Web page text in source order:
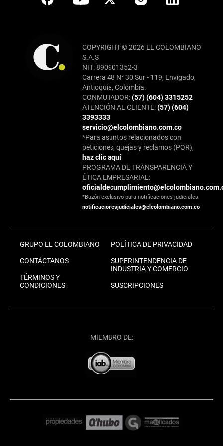
COPYRIGHT © 2026 EL COLOMBIANO
S.A.S
NIT: 890901352-3
Carrera 48 N° 30 Sur - 119, Envigado,
Antioquia, Colombia.
CONMUTADOR:(57) (604) 3315252
ATENCIÓN AL CLIENTE:(57) (604)
3393333
servicio@elcolombiano.com.co
*Para asuntos relacionados con
peticiones, quejas y reclamos (PQR),
haz clic aquí
PROGRAMA DE TRANSPARENCIA Y
ÉTICA EMPRESARIAL:
*Buzón exclusivo para notificaciones judiciales:
notificacionesjudiciales@elcolombiano.com.co
GRUPO EL COLOMBIANO
CONTÁCTANOS
TÉRMINOS Y
CONDICIONES
POLÍTICA DE PRIVACIDAD
SUPERINTENDENCIA DE
INDUSTRIA Y COMERCIO
SUSCRIPCIONES
MIEMBRO DE: